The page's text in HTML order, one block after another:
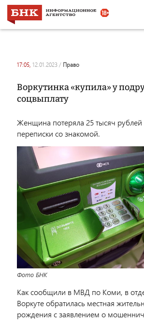
17:05, 12.01.2023 / право
Воркутинка «купила» у
соцвыплату
Женщина потеряла 25 тысяч рублей
переписки со знакомой.
Фото БНК
Как сообщили в МВД по Коми, в
Воркуте обратилась местная
рождения с заявлением о